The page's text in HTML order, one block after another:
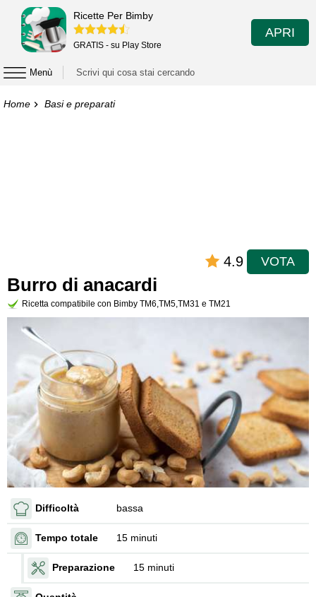
Ricette Per Bimby
GRATIS - su Play Store
APRI
Menù
Home Basi e preparati
4.9 VOTA
Burro di anacardi
Ricetta compatibile con Bimby TM6,TM5,TM31 e TM21
Difficoltà bassa
Tempo totale 15 minuti
Preparazione 15 minuti